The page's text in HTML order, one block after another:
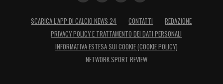
SCARICA L’APP DI CALCIO NEWS 24 CONTATTI
REDAZIONE
PRIVACY POLICY E TRATTAMENTO DEI DATI PERSONALI
INFORMATIVA ESTESA SUI COOKIE (COOKIE POLICY)
NETWORK SPORT REVIEW